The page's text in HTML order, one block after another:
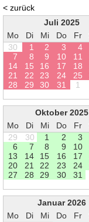
< zurück
Juli 2025
Mo
Di Mi Do Fr
30
1 2 3 4
7
8 9 10 1 1
14 1 5 16 17 18
21 22 23 24 25
28 29 30 31 1
Oktober 2025
Mo
Di Mi Do Fr
29
30 1 2 3
6
7 8 9 10
13 14 15 16 17
20 21 22 23 24
27 28 29 30 31
Januar 2026
Mo
Di Mi Do Fr